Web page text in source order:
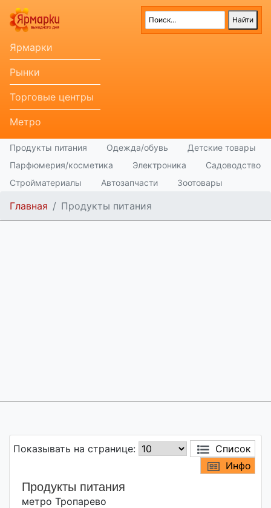
Ярмарки
Рынки
Торговые центры
Метро
Продукты питания Одежда/обувь
Детские товары
Парфюмерия/косметика
Электроника
Садоводство
Стройматериалы
Автозапчасти Зоотовары
Главная Продукты питания
Показывать на странице:
Список
Инфо
Продукты питания
метро Тропарево